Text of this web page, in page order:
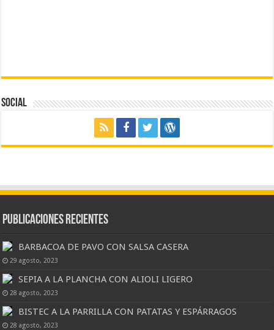
Social
Publicaciones Recientes
BARBACOA DE PAVO CON SALSA CASERA
29 agosto, 2023
SEPIA A LA PLANCHA CON ALIOLI LIGERO
28 agosto, 2023
BISTEC A LA PARRILLA CON PATATAS Y ESPÁRRAGOS
28 agosto, 2023